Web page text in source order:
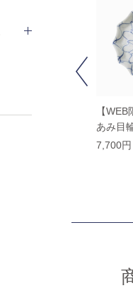
Previous
【
あみ目
7,700円